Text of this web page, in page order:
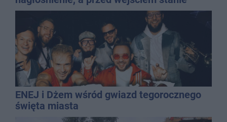
QEMETICA ARENA
ENEJ i Dżem wśród gwiazd tegorocznego
święta miasta